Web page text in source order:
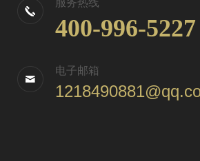
服务热线
400-996-5227
电子邮箱